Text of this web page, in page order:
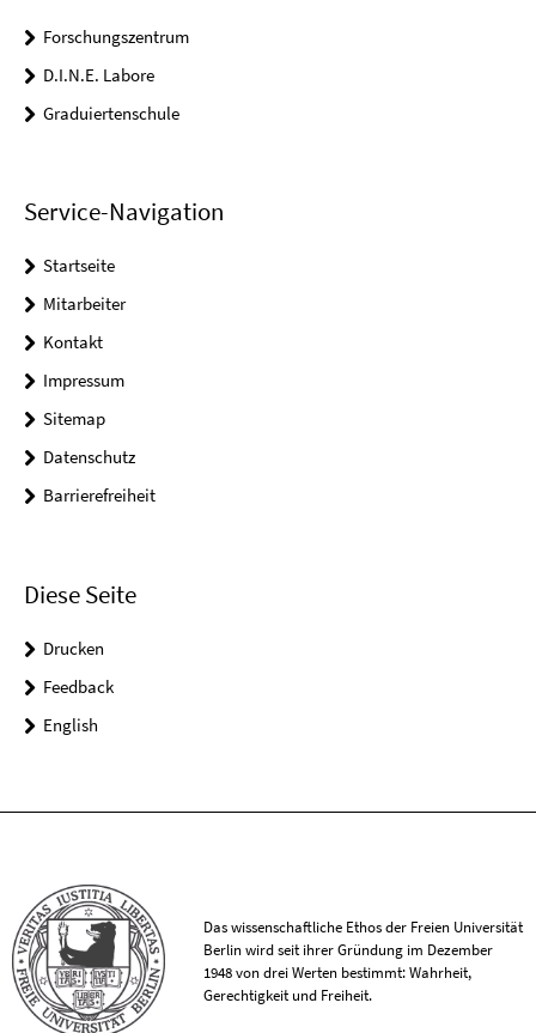
Forschungszentrum
D.I.N.E. Labore
Graduiertenschule
Service-Navigation
Startseite
Mitarbeiter
Kontakt
Impressum
Sitemap
Datenschutz
Barrierefreiheit
Diese Seite
Drucken
Feedback
English
Das wissenschaftliche Ethos der Freien Universität
Berlin wird seit ihrer Gründung im Dezember
1948 von drei Werten bestimmt: Wahrheit,
Gerechtigkeit und Freiheit.